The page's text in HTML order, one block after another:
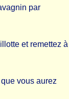
par
et remettez à
vous aurez